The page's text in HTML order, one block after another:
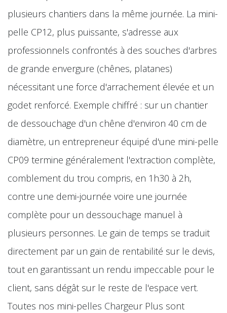
plusieurs chantiers dans la même journée. La mini-
pelle CP12, plus puissante, s'adresse aux
professionnels confrontés à des souches d'arbres
de grande envergure (chênes, platanes)
nécessitant une force d'arrachement élevée et un
godet renforcé. Exemple chiffré : sur un chantier
de dessouchage d'un chêne d'environ 40 cm de
diamètre, un entrepreneur équipé d'une mini-pelle
CP09 termine généralement l'extraction complète,
comblement du trou compris, en 1h30 à 2h,
contre une demi-journée voire une journée
complète pour un dessouchage manuel à
plusieurs personnes. Le gain de temps se traduit
directement par un gain de rentabilité sur le devis,
tout en garantissant un rendu impeccable pour le
client, sans dégât sur le reste de l'espace vert.
Toutes nos mini-pelles Chargeur Plus sont